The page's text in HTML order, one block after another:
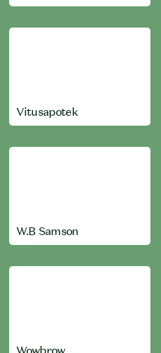
Vitusapotek
W.B Samson
Wowbrow